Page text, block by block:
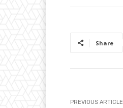
Share
PREVIOUS ARTICLE